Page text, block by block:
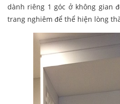
dành riêng 1 góc ở không gian
trang nghiêm để thể hiện lòng